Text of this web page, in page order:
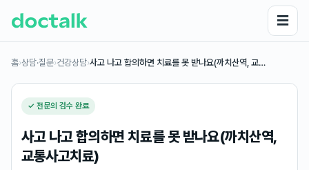
☰
홈›상담·질문›건강상담›사고 나고 합의하면 치료를 못 받나요(까치산역, 교…
✓ 전문의 검수 완료
사고 나고 합의하면 치료를 못 받나요(까치산역,
교통사고치료)